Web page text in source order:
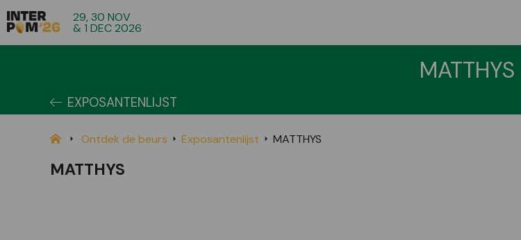
29, 30 NOV
& 1 DEC 2026
MATTHYS
EXPOSANTENLIJST
Ontdek de beurs Exposantenlijst MATTHYS
MATTHYS